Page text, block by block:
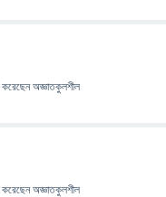
করেছেনঅজ্ঞাতকুলশীল
করেছেনঅজ্ঞাতকুলশীল